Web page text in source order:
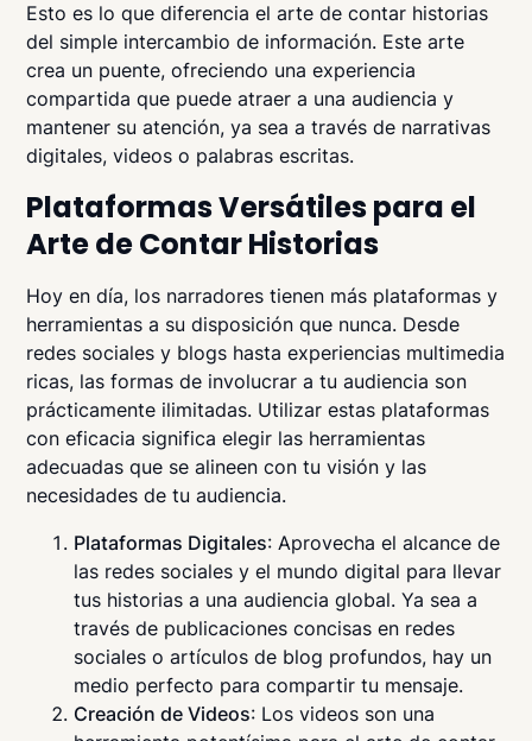
Esto es lo que diferencia el arte de contar historias
del simple intercambio de información. Este arte
crea un puente, ofreciendo una experiencia
compartida que puede atraer a una audiencia y
mantener su atención, ya sea a través de narrativas
digitales, videos o palabras escritas.
Plataformas Versátiles para el
Arte de Contar Historias
Hoy en día, los narradores tienen más plataformas y
herramientas a su disposición que nunca. Desde
redes sociales y blogs hasta experiencias multimedia
ricas, las formas de involucrar a tu audiencia son
prácticamente ilimitadas. Utilizar estas plataformas
con eficacia significa elegir las herramientas
adecuadas que se alineen con tu visión y las
necesidades de tu audiencia.
Plataformas Digitales: Aprovecha el alcance de
las redes sociales y el mundo digital para llevar
tus historias a una audiencia global. Ya sea a
través de publicaciones concisas en redes
sociales o artículos de blog profundos, hay un
medio perfecto para compartir tu mensaje.
Creación de Videos: Los videos son una